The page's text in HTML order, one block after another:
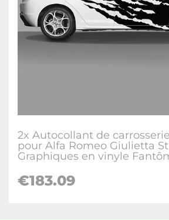
2x Autocollant de
pour Alfa Romeo Giulietta
Graphiques en vinyle
€183.09